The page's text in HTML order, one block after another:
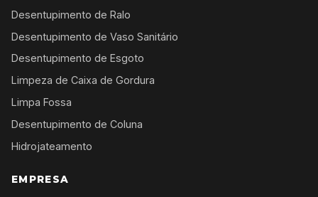
Desentupimento de Ralo
Desentupimento de Vaso Sanitário
Desentupimento de Esgoto
Limpeza de Caixa de Gordura
Limpa Fossa
Desentupimento de Coluna
Hidrojateamento
EMPRESA